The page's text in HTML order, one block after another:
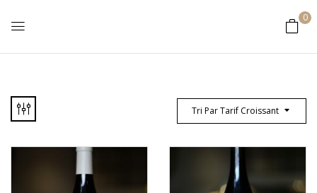
0
Tri Par Tarif Croissant